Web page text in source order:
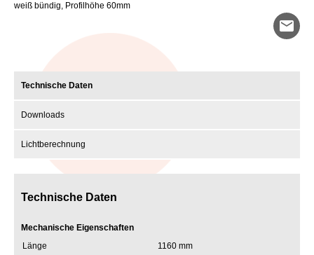
weiß bündig, Profilhöhe 60mm
mail
Technische Daten
Downloads
Lichtberechnung
Technische Daten
Mechanische Eigenschaften
Länge
1160 mm